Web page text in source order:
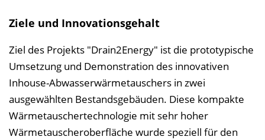
Ziele und Innovationsgehalt
Ziel des Projekts "Drain2Energy" ist die prototypische
Umsetzung und Demonstration des innovativen
Inhouse-Abwasserwärmetauschers in zwei
ausgewählten Bestandsgebäuden. Diese kompakte
Wärmetauschertechnologie mit sehr hoher
Wärmetauscheroberfläche wurde speziell für den